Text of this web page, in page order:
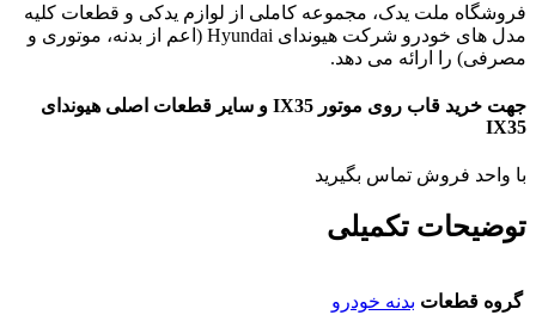
فروشگاه ملت یدک، مجموعه کاملی از لوازم یدکی و قطعات کلیه
مدل های خودرو شرکت هیوندای Hyundai (اعم از بدنه، موتوری و
مصرفی) را ارائه می دهد.
جهت خرید قاب روی موتور IX35 و سایر قطعات اصلی هیوندای
IX35
با واحد فروش تماس بگیرید
توضیحات تکمیلی
گروه قطعات بدنه خودرو